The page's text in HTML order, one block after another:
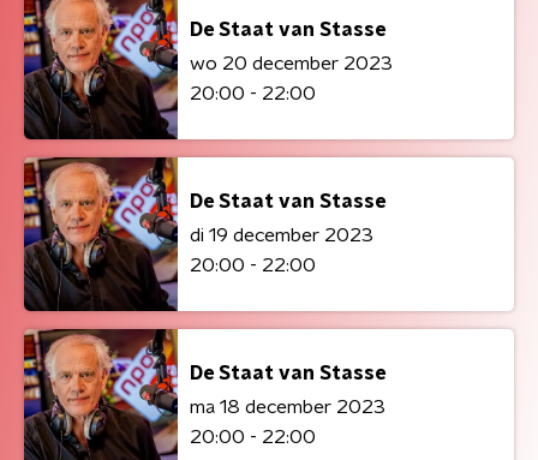
De Staat van Stasse
wo 20 december 2023
20:00 - 22:00
De Staat van Stasse
di 19 december 2023
20:00 - 22:00
De Staat van Stasse
ma 18 december 2023
20:00 - 22:00